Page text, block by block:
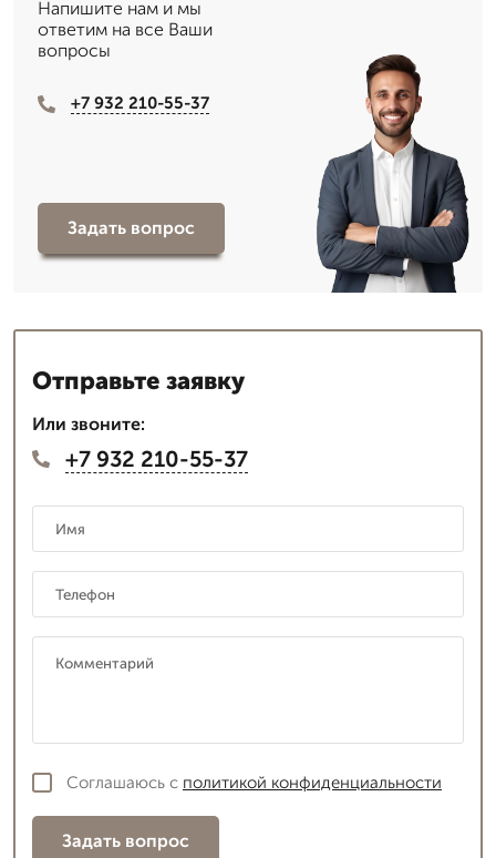
Напишите нам и мы
ответим на все Ваши
вопросы
+7 932 210-55-37
Задать вопрос
Отправьте заявку
Или звоните:
+7 932 210-55-37
Соглашаюсь с политикой конфиденциальности
Задать вопрос